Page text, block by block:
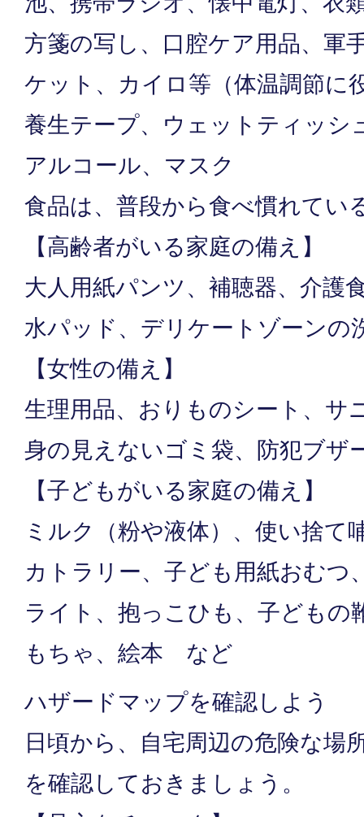
方箋の写し、口腔ケア用品、軍
ケット、カイロ等（体温調節に
養生テープ、ウェットティッシ
アルコール、マスク
食品は、普段から食べ慣れてい
【高齢者がいる家庭の備え】
大人用紙パンツ、補聴器、介護
水パッド、デリケートゾーン
【女性の備え】
生理用品、おりものシート、サ
身の見えないゴミ袋、防犯ブ
【子どもがいる家庭の備え】
ミルク（粉や液体）、使い捨て
カトラリー、子ども用紙おむつ
ライト、抱っこひも、子どもの
もちゃ、絵本 など
ハザードマップを確認しよう
日頃から、自宅周辺の危険な場
を確認しておきましょう。